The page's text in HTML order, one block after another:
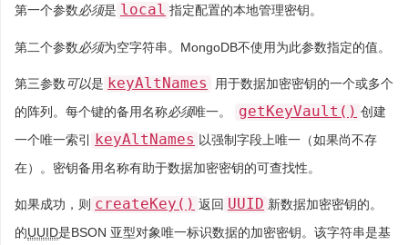
第一个参数必须是 local 指定配置的本地管理密钥。
第二个参数必须为空字符串。MongoDB不使用为此参数指定的值。
第三参数 可以是 keyAltNames
用于数据加密密钥的一个或多个
的阵列。每个键的备用名称必须唯一。 getKeyVault() 创建
一个唯一索引
keyAltNames 以强制字段上唯一（如果尚不存
在）。密钥备用名称有助于数据加密密钥的可查找性。
如果成功，则 createKey() 返回 UUID 新数据加密密钥的。
的UUID是BSON 亚型对象唯一标识数据的加密密钥。该字符串是基